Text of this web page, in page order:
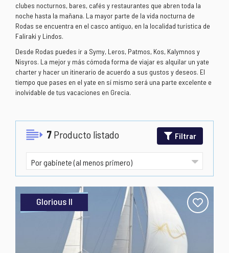
clubes nocturnos, bares, cafés y restaurantes que abren toda la
noche hasta la mañana. La mayor parte de la vida nocturna de
Rodas se encuentra en el casco antiguo, en la localidad turística de
Faliraki y Lindos.
Desde Rodas puedes ir a Symy, Leros, Patmos, Kos, Kalymnos y
Nisyros. La mejor y más cómoda forma de viajar es alquilar un yate
charter y hacer un itinerario de acuerdo a sus gustos y deseos. El
tiempo que pases en el yate en sí mismo será una parte excelente e
inolvidable de tus vacaciones en Grecia.
7 Producto listado Filtrar
Glorious II